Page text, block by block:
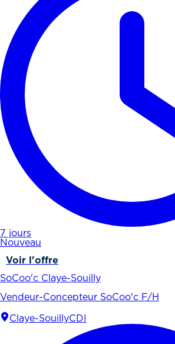
7 jours
Nouveau
Voir l'offre
SoCoo'c Claye-Souilly
Vendeur-Concepteur SoCoo'c F/H
Claye-SouillyCDI